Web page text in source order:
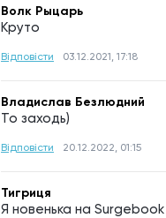
Волк Рыцарь
Круто
Відповісти 03.12.2021, 17:18
Владислав Безлюдний
То заходь)
Відповісти 20.12.2022, 01:15
Тигриця
Я новенька на Surgebook